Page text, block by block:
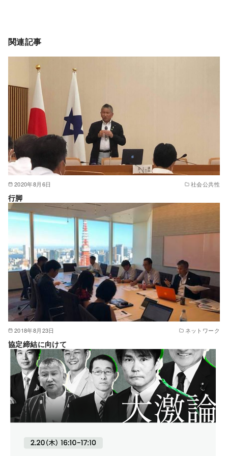
関連記事
2020年8月6日 社会公共性
行脚
2018年8月23日 ネットワーク
協定締結に向けて